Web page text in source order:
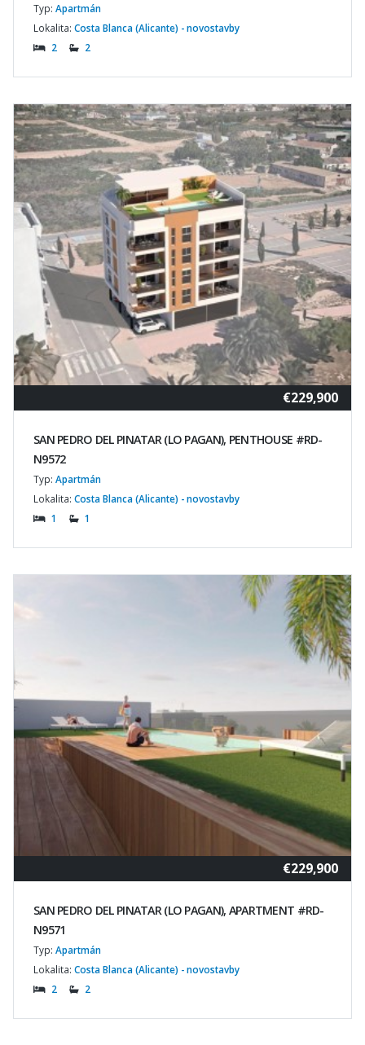
Typ: Apartmán
Lokalita: Costa Blanca (Alicante) - novostavby
2
2
€229,900
SAN PEDRO DEL PINATAR (LO PAGAN), PENTHOUSE #RD-
N9572
Typ: Apartmán
Lokalita: Costa Blanca (Alicante) - novostavby
1
1
€229,900
SAN PEDRO DEL PINATAR (LO PAGAN), APARTMENT #RD-
N9571
Typ: Apartmán
Lokalita: Costa Blanca (Alicante) - novostavby
2
2